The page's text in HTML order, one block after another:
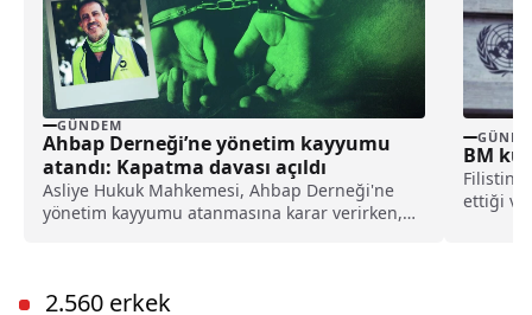
GÜNDEM
Ahbap Derneği’ne yönetim kayyumu
atandı: Kapatma davası açıldı
Asliye Hukuk Mahkemesi, Ahbap Derneği'ne
yönetim kayyumu atanmasına karar verirken,
BM
Filistinli
ettiği
2.560 erkek